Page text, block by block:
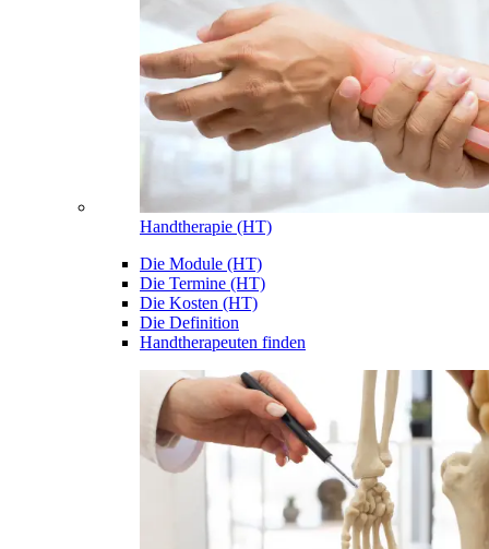
Handtherapie (HT)
Die Module (HT)
Die Termine (HT)
Die Kosten (HT)
Die Definition
Handtherapeuten finden